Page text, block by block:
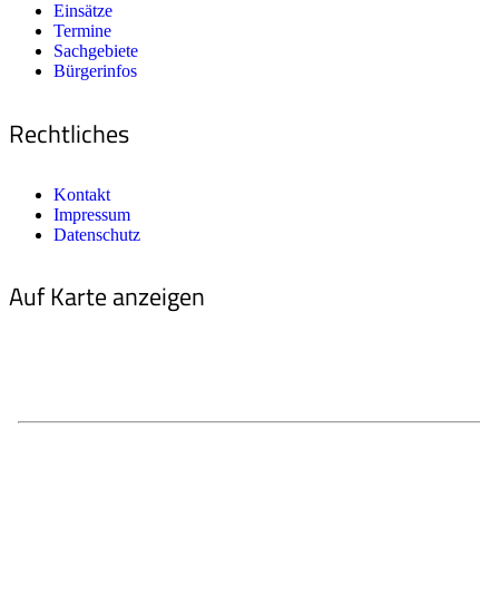
Einsätze
Termine
Sachgebiete
Bürgerinfos
Rechtliches
Kontakt
Impressum
Datenschutz
Auf Karte anzeigen